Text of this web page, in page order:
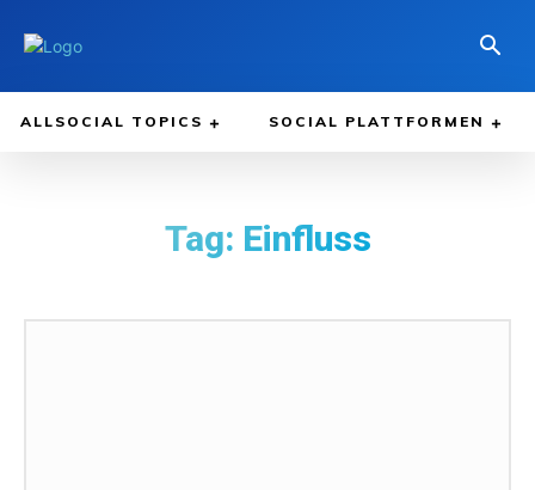
ALLSOCIAL TOPICS SOCIAL PLATTFORMEN
Tag: Einfluss